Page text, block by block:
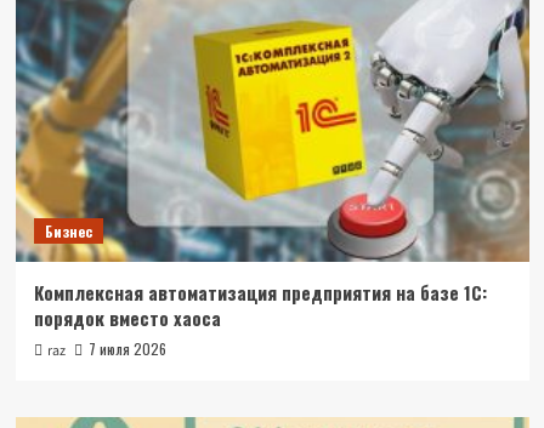
Бизнес
Комплексная автоматизация предприятия на базе 1С:
порядок вместо хаоса
raz 7 июля 2026